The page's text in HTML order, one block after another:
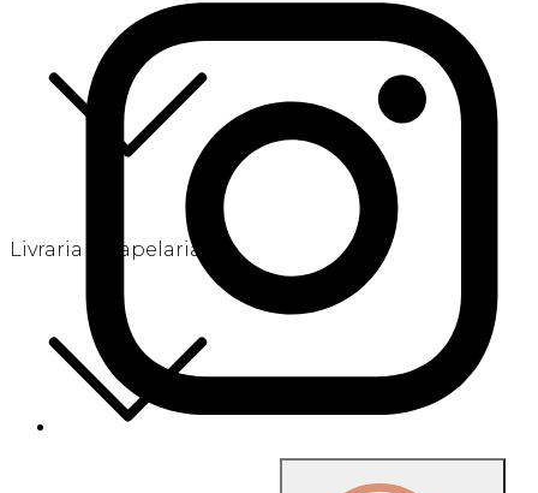
Livraria e Papelaria